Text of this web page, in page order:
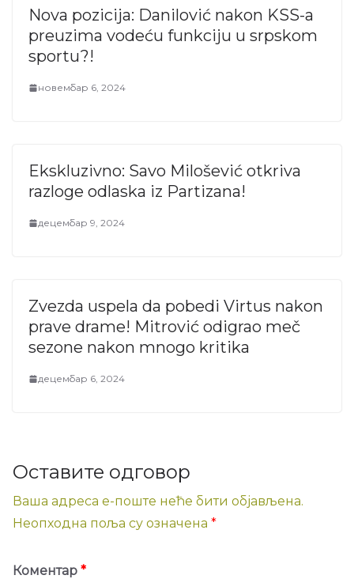
Nova pozicija: Danilović nakon KSS-a
preuzima vodeću funkciju u srpskom
sportu?!
новембар 6, 2024
Ekskluzivno: Savo Milošević otkriva
razloge odlaska iz Partizana!
децембар 9, 2024
Zvezda uspela da pobedi Virtus nakon
prave drame! Mitrović odigrao meč
sezone nakon mnogo kritika
децембар 6, 2024
Оставите одговор
Ваша адреса е-поште неће бити објављена.
Неопходна поља су означена *
Коментар *